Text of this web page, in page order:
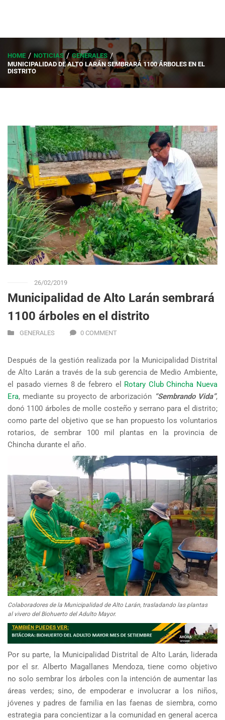
HOME NOTICIAS
GENERALES
MUNICIPALIDAD DE ALTO LARÁN SEMBRARÁ 1100 ÁRBOLES EN EL
DISTRITO
26/02/2019
Municipalidad de Alto Larán sembrará
1100 árboles en el distrito
GENERALES 0 COMMENT
Después de la gestión realizada por la Municipalidad Distrital
de Alto Larán a través de la sub gerencia de Medio Ambiente,
el pasado viernes 8 de febrero el Rotary Club Chincha Nueva
Era, mediante su proyecto de arborización “Sembrando Vida”,
donó 1100 árboles de molle costeño y serrano para el distrito;
como parte del objetivo que se han propuesto los voluntarios
rotarios, de sembrar 100 mil plantas en la provincia de
Chincha durante el año.
Colaboradores de la Municipalidad de Alto Larán, trasladando las plantas
al vivero del Biohuerto del Adulto Mayor.
Por su parte, la Municipalidad Distrital de Alto Larán, liderada
por el sr. Alberto Magallanes Mendoza, tiene como objetivo
no solo sembrar los árboles con la intención de aumentar las
áreas verdes; sino, de empoderar e involucrar a los niños,
jóvenes y padres de familia en las faenas de siembra, como
estrategia para concientizar a la comunidad en general acerca